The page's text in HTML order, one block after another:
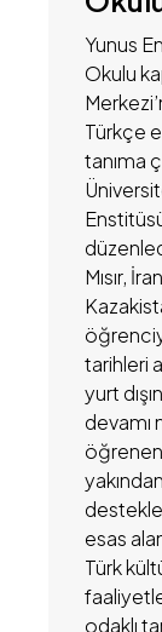
Yunus
Okulu
Türkçe
tanıma
Mısır,
tarihleri
yurt
devamı
esas
Türk
odaklı